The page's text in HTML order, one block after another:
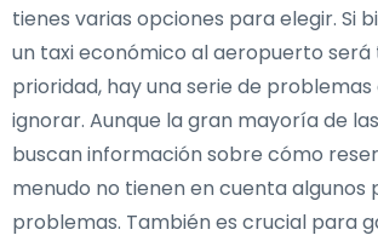
tienes varias opciones para elegir. Si
un taxi económico al aeropuerto
prioridad, hay una serie de problemas
ignorar. Aunque la gran mayoría de
buscan información sobre cómo
menudo no tienen en cuenta algunos
problemas. También es crucial para